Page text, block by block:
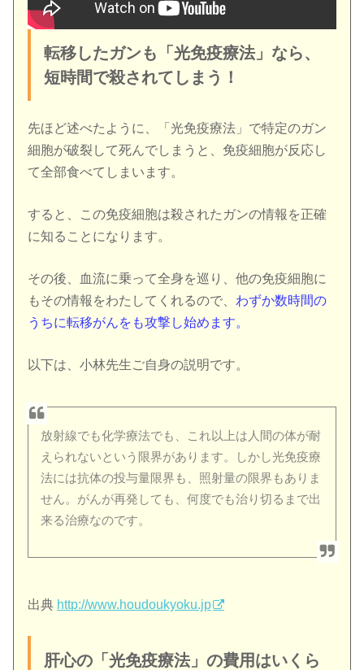
転移したガンも「光免疫療法」なら、
短時間で殺されてしまう！
先ほど述べたように、「光免疫療法」で特定のガン
細胞が破裂して死んでしまうと、免疫細胞が反応し
て全部食べてしまいます。
すると、この免疫細胞は殺されたガンの情報を正確
に知ることになります。
その後、血流に乗って全身を巡り、他の免疫細胞に
もその情報をわたしてくれるので、 わずか数時間の
うちに転移がんをも攻撃し始めます。
以下は、小林先生ご自身の説明です。
放射線でも化学療法でも、これ以上は人間の体が耐
えられないという限界があります。しかし光免疫療
法には抗体の投与量限界も、照射量の限界もありま
せん。がんが再発しても、何度でも治り切るまで出
来る治療なのです。
出典 http://www.houdoukyoku.jp
肝心の「光免疫療法」の費用はいくら